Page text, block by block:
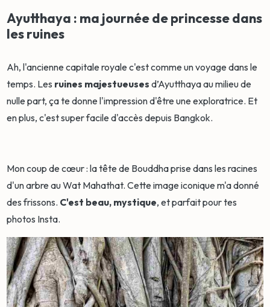
Ayutthaya : ma journée de princesse dans
les ruines
Ah, l'ancienne capitale royale c'est comme un voyage dans le
temps. Les ruines majestueusesd’Ayutthaya au milieu de
nulle part, ça te donne l'impression d'être une exploratrice. Et
en plus, c'est super facile d'accès depuis Bangkok.
Mon coup de cœur : la tête de Bouddha prise dans les racines
d'un arbre au Wat Mahathat. Cette image iconique m'a donné
des frissons. C'est beau, mystique, et parfait pour tes
photos Insta.